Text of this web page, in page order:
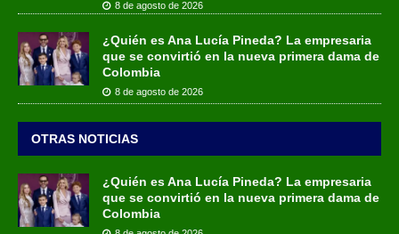
8 de agosto de 2026
¿Quién es Ana Lucía Pineda? La empresaria
que se convirtió en la nueva primera dama de
Colombia
8 de agosto de 2026
OTRAS NOTICIAS
¿Quién es Ana Lucía Pineda? La empresaria
que se convirtió en la nueva primera dama de
Colombia